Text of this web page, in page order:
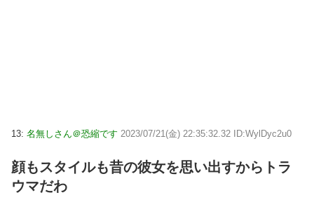
13: 名無しさん＠恐縮です 2023/07/21(金) 22:35:32.32 ID:WylDyc2u0
顔もスタイルも昔の彼女を思い出すからトラ
ウマだわ